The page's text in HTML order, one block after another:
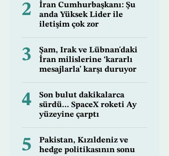
2
İran Cumhurbaşkanı: Şu
anda Yüksek Lider ile
iletişim çok zor
3
Şam, Irak ve Lübnan'daki
İran milislerine ‘kararlı
mesajlarla’ karşı duruyor
4
Son bulut dakikalarca
sürdü... SpaceX roketi Ay
yüzeyine çarptı
5
Pakistan, Kızıldeniz ve
hedge politikasının sonu